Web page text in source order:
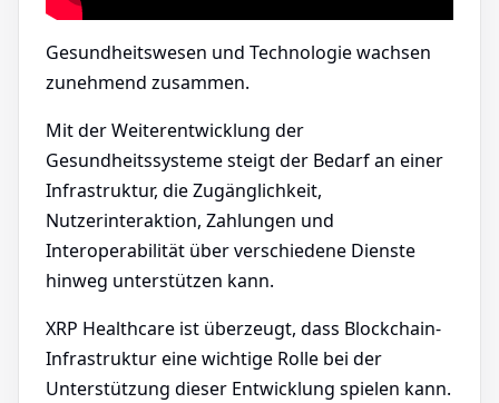
Gesundheitswesen und Technologie wachsen
zunehmend zusammen.
Mit der Weiterentwicklung der
Gesundheitssysteme steigt der Bedarf an einer
Infrastruktur, die Zugänglichkeit,
Nutzerinteraktion, Zahlungen und
Interoperabilität über verschiedene Dienste
hinweg unterstützen kann.
XRP Healthcare ist überzeugt, dass Blockchain-
Infrastruktur eine wichtige Rolle bei der
Unterstützung dieser Entwicklung spielen kann.